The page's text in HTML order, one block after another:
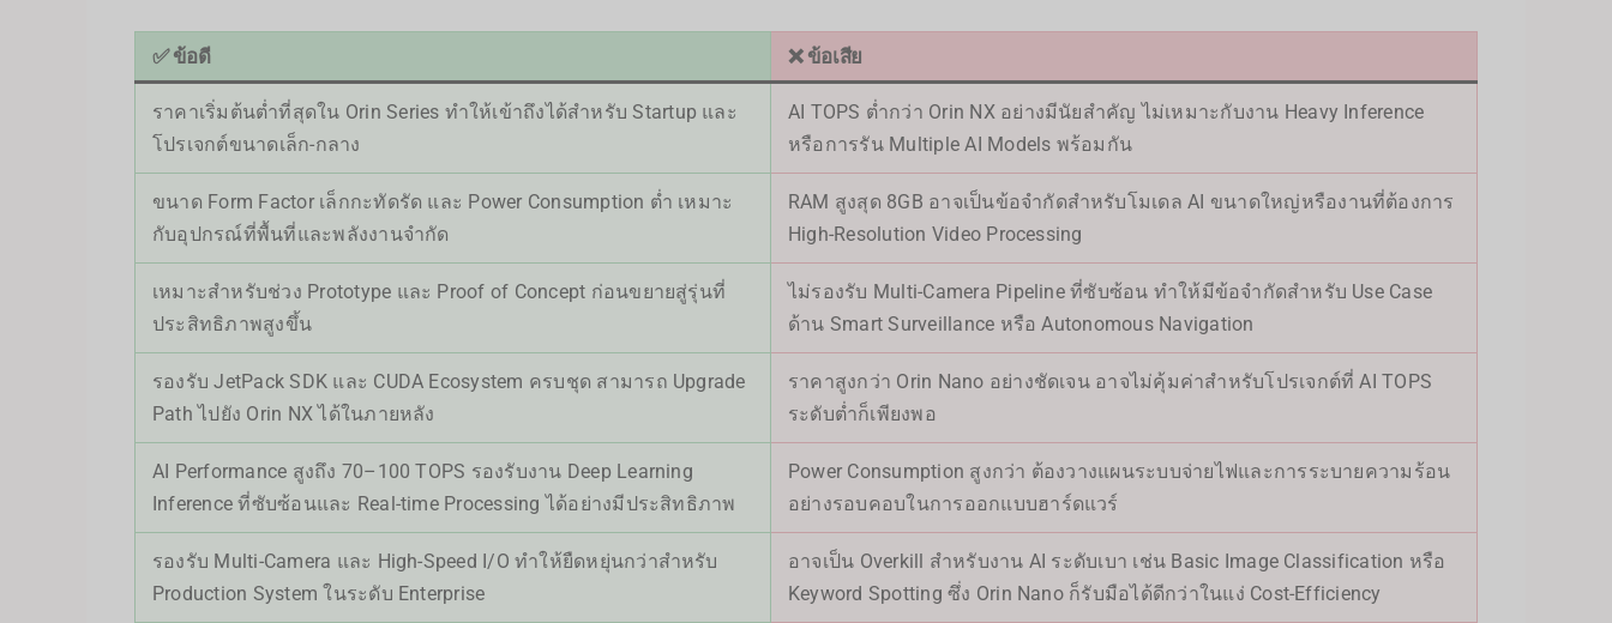
✅ ข้อดี ❌ ข้อเสีย
ราคาเริ่มต้นต่ำที่สุดใน Orin Series ทำให้เข้าถึงได้สำหรับ Startup และ
โปรเจกต์ขนาดเล็ก-กลาง
AI TOPS ต่ำกว่า Orin NX อย่างมีนัยสำคัญ ไม่เหมาะกับงาน Heavy Inference
หรือการรัน Multiple AI Models พร้อมกัน
ขนาด Form Factor เล็กกะทัดรัด และ Power Consumption ต่ำ เหมาะ
กับอุปกรณ์ที่พื้นที่และพลังงานจำกัด
RAM สูงสุด 8GB อาจเป็นข้อจำกัดสำหรับโมเดล AI ขนาดใหญ่หรืองานที่ต้องการ
High-Resolution Video Processing
เหมาะสำหรับช่วง Prototype และ Proof of Concept ก่อนขยายสู่รุ่นที่
ประสิทธิภาพสูงขึ้น
ไม่รองรับ Multi-Camera Pipeline ที่ซับซ้อน ทำให้มีข้อจำกัดสำหรับ Use Case
ด้าน Smart Surveillance หรือ Autonomous Navigation
รองรับ JetPack SDK และ CUDA Ecosystem ครบชุด สามารถ Upgrade
Path ไปยัง Orin NX ได้ในภายหลัง
ราคาสูงกว่า Orin Nano อย่างชัดเจน อาจไม่คุ้มค่าสำหรับโปรเจกต์ที่ AI TOPS
ระดับต่ำก็เพียงพอ
AI Performance สูงถึง 70–100 TOPS รองรับงาน Deep Learning
Inference ที่ซับซ้อนและ Real-time Processing ได้อย่างมีประสิทธิภาพ
Power Consumption สูงกว่า ต้องวางแผนระบบจ่ายไฟและการระบายความร้อน
อย่างรอบคอบในการออกแบบฮาร์ดแวร์
รองรับ Multi-Camera และ High-Speed I/O ทำให้ยืดหยุ่นกว่าสำหรับ
Production System ในระดับ Enterprise
อาจเป็น Overkill สำหรับงาน AI ระดับเบา เช่น Basic Image Classification หรือ
Keyword Spotting ซึ่ง Orin Nano ก็รับมือได้ดีกว่าในแง่ Cost-Efficiency